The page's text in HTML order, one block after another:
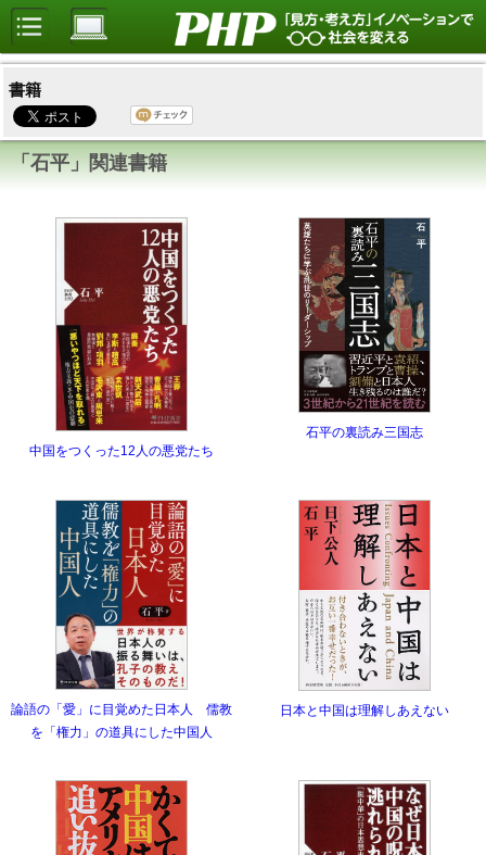
書籍
「石平」関連書籍
中国をつくった12人の悪党たち
石平の裏読み三国志
論語の「愛」に目覚めた日本人 儒教
を「権力」の道具にした中国人
日本と中国は理解しあえない